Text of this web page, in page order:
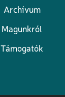
Archívum
Magunkról
Támogatók